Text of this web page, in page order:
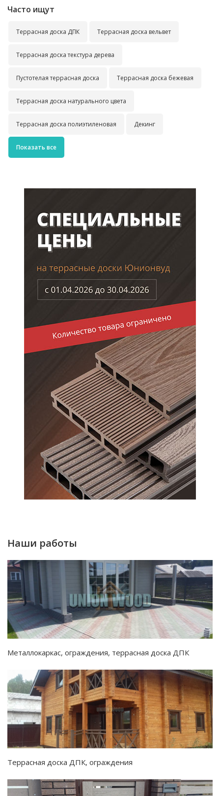
Часто ищут
Террасная доска ДПК Террасная доска вельвет
Террасная доска текстура дерева
Пустотелая террасная доска Террасная доска бежевая
Террасная доска натурального цвета
Террасная доска полиэтиленовая Декинг
Показать все
Наши работы
Металлокаркас, ограждения, террасная доска ДПК
Террасная доска ДПК, ограждения